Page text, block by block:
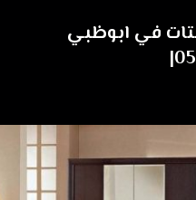
في ابوظبي